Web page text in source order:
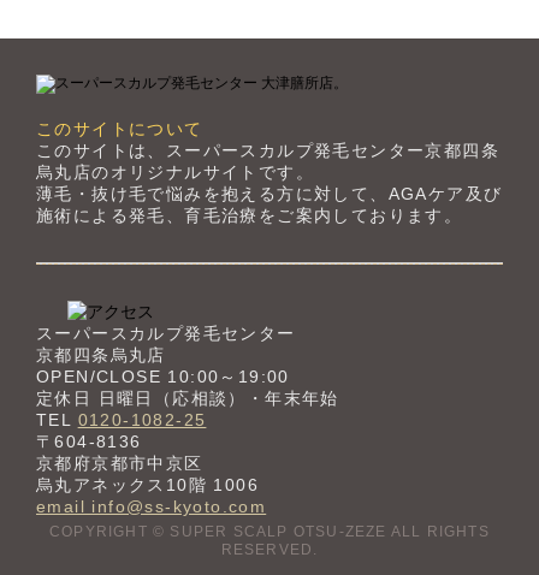
このサイトについて
このサイトは、スーパースカルプ発毛センター京都四条
烏丸店のオリジナルサイトです。
薄毛・抜け毛で悩みを抱える方に対して、AGAケア及び
施術による発毛、育毛治療をご案内しております。
スーパースカルプ発毛センター
京都四条烏丸店
OPEN/CLOSE 10:00～19:00
定休日 日曜日（応相談）・年末年始
TEL 0120-1082-25
〒604-8136
京都府京都市中京区
烏丸アネックス10階 1006
email info@ss-kyoto.com
COPYRIGHT © SUPER SCALP OTSU-ZEZE ALL RIGHTS
RESERVED.